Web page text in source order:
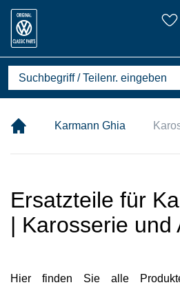
Karmann Ghia
Ersatzteile für
| Karosserie und
Hier finden Sie alle